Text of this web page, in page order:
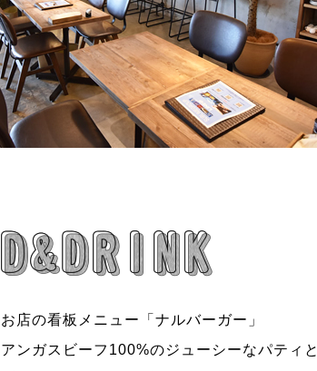
お店の看板メニュー「ナルバーガー」
アンガスビーフ100%のジューシーなパティと